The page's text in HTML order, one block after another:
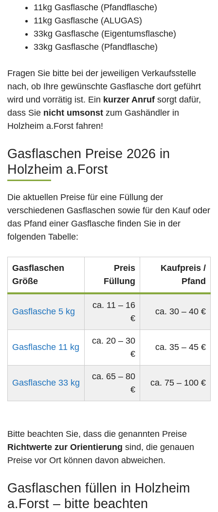
11kg Gasflasche (Pfandflasche)
11kg Gasflasche (ALUGAS)
33kg Gasflasche (Eigentumsflasche)
33kg Gasflasche (Pfandflasche)
Fragen Sie bitte bei der jeweiligen Verkaufsstelle
nach, ob Ihre gewünschte Gasflasche dort geführt
wird und vorrätig ist. Ein kurzer Anruf sorgt dafür,
dass Sie nicht umsonst zum Gashändler in
Holzheim a.Forst fahren!
Gasflaschen Preise 2026 in
Holzheim a.Forst
Die aktuellen Preise für eine Füllung der
verschiedenen Gasflaschen sowie für den Kauf oder
das Pfand einer Gasflasche finden Sie in der
folgenden Tabelle:
Gasflaschen
Größe
Preis
Füllung
Kaufpreis /
Pfand
Gasflasche 5 kg
ca. 11 – 16
€
ca. 30 – 40 €
Gasflasche 11 kg
ca. 20 – 30
€
ca. 35 – 45 €
Gasflasche 33 kg
ca. 65 – 80
€
ca. 75 – 100 €
Bitte beachten Sie, dass die genannten Preise
Richtwerte zur Orientierung sind, die genauen
Preise vor Ort können davon abweichen.
Gasflaschen füllen in Holzheim
a.Forst – bitte beachten